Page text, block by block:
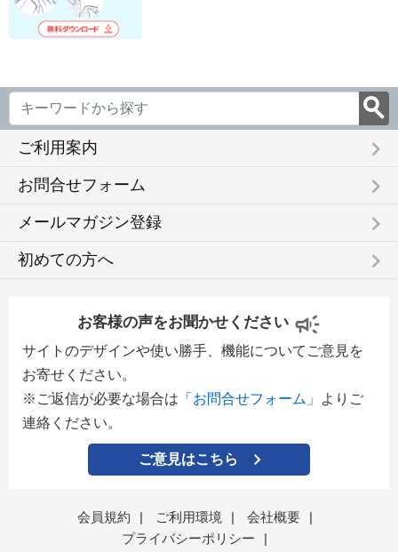
ご利用案内 keyboard_arrow_right
お問合せフォーム keyboard_arrow_right
メールマガジン登録 keyboard_arrow_right
初めての方へ keyboard_arrow_right
お客様の声をお聞かせください
サイトのデザインや使い勝手、機能についてご意見を
お寄せください。
※ご返信が必要な場合は 「お問合せフォーム」
よりご
連絡ください。
ご意見はこちら
会員規約 | ご利用環境 | 会社概要
|
プライバシーポリシー
|